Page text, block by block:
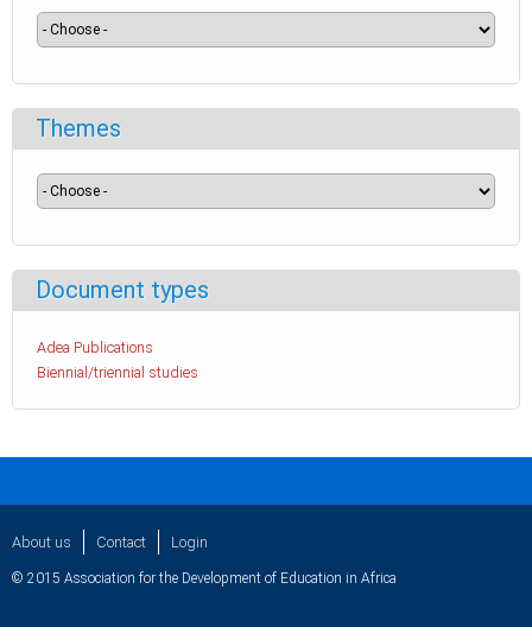
Themes
Document types
Adea Publications
Biennial/triennial studies
About us Contact Login
© 2015 Association for the Development of Education in Africa